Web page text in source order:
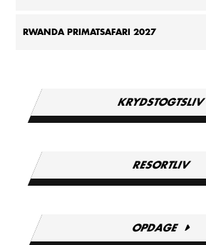
RWANDA PRIMATSAFARI 2027
KRYDSTOGTSLIV
RESORTLIV
OPDAGE